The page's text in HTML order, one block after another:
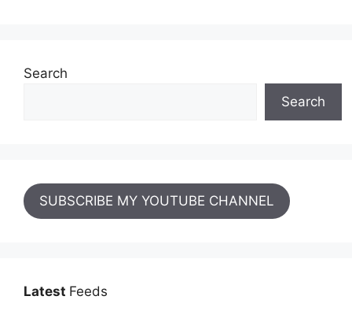
Search
Search
SUBSCRIBE MY YOUTUBE CHANNEL
Latest Feeds